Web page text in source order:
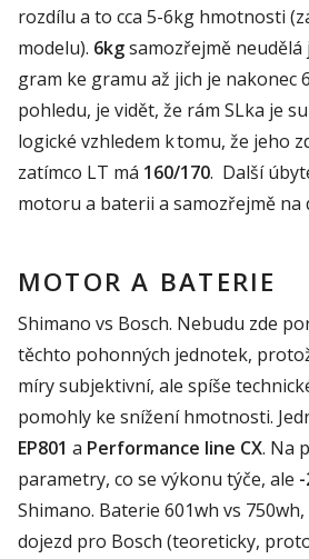
rozdílu a to cca 5-6kg hmotnosti
modelu). 6kgsamozřejmě neudělá
gram ke gramu až jich je nakonec
pohledu, je vidět, že rám SLka je
logické vzhledem k tomu, že jeho
zatímco LT má 160/170. Další
motoru a baterii a samozřejmě na
MOTOR A BATERIE
Shimano vs Bosch. Nebudu zde
těchto pohonných jednotek,
míry subjektivní, ale spíše
pomohly ke snížení hmotnosti.
EP801 a Performance line CX. Na
parametry, co se výkonu týče, ale
Shimano. Baterie 601wh vs
dojezd pro Bosch (teoreticky,